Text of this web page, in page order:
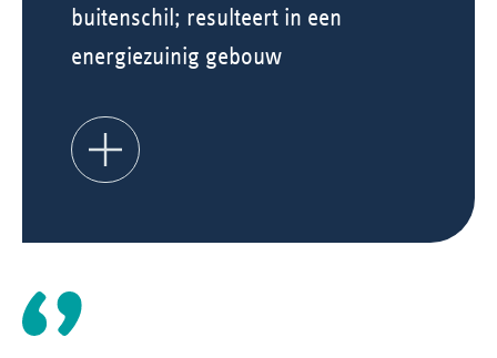
buitenschil; resulteert in een
energiezuinig gebouw